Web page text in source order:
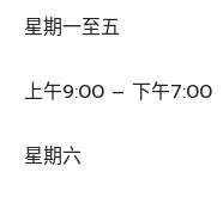
星期一至五
上午9:00 – 下午7:00
星期六